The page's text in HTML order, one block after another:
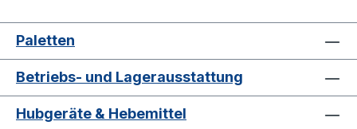
Paletten
Betriebs- und Lagerausstattung
Hubgeräte & Hebemittel